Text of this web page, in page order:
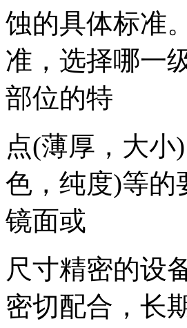
蚀的具体标准
准，选择哪一
部位的特
点(薄厚，大
色，纯度)等的
镜面或
尺寸精密的设
密切配合，长